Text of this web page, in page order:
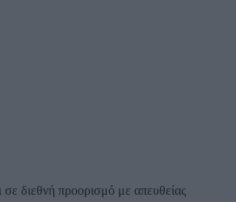
διεθνή προορισμό με απευθείας